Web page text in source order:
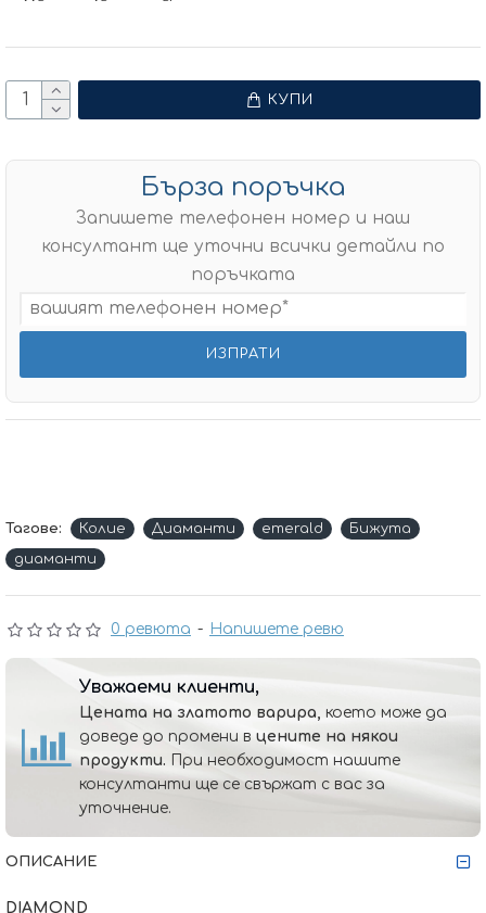
0 ревюта - Напишете ревю
КУПИ
Бърза поръчка
Запишете телефонен номер и наш
консултант ще уточни всички детайли по
поръчката
Тагове: Колие Диаманти emerald
Бижута
диаманти
Уважаеми клиенти,
Цената на златото варира, което може да
доведе до промени в цените на някои
продукти. При необходимост нашите
консултанти ще се свържат с вас за
уточнение.
ОПИСАНИЕ
DIAMOND